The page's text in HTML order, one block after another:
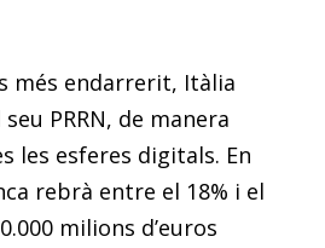
més endarrerit, Itàlia
PRRN, de manera
les esferes digitals. En
rebrà entre el 18% i el
milions d’euros